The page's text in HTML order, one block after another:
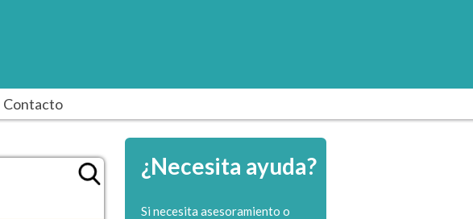
Contacto
¿Necesita ayuda?
Si necesita asesoramiento o